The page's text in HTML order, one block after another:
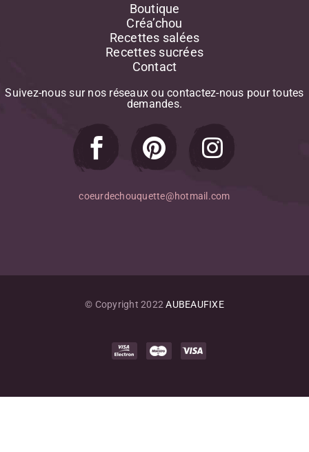
Boutique
Créa’chou
Recettes salées
Recettes sucrées
Contact
Suivez-nous sur nos réseaux ou contactez-nous pour toutes
demandes.
coeurdechouquette@hotmail.com
© Copyright 2022 AUBEAUFIXE